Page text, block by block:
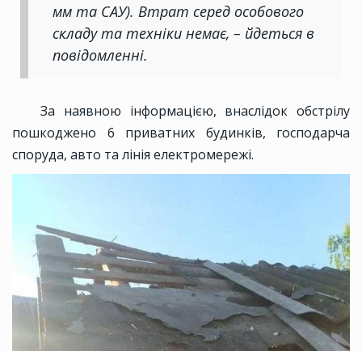
мм та САУ). Втрат серед особового
складу та техніки немає, – йдеться в
повідомленні.
За наявною інформацією, внаслідок обстрілу
пошкоджено 6 приватних будинків, господарча
споруда, авто та лінія електромережі.